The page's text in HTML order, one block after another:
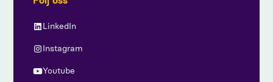
LinkedIn
Instagram
Youtube